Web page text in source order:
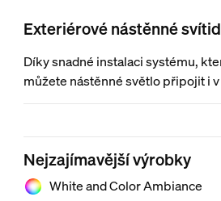
Exteriérové nástěnné
Díky snadné instalaci systému,
můžete nástěnné světlo připojit i
ozvláštnit své bydlení úžasnými
barevného světla.
Nejzajímavější výrobky
White and Color Ambiance